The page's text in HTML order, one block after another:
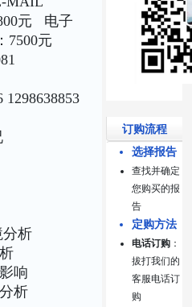
元 电子
7500元
1298638853
分析
响
析
订购流程
选择报告
查找并确定
您购买的报
告
定购方法
电话订购 ：
拔打我们的
客服电话订
购